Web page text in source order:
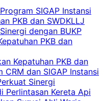
SIGAP Instansi
PKB dan SWDKLLJ
dengan BUKP
PKB dan
Kepatuhan PKB dan
CRM dan SIGAP Instansi
Sinergi
Perlintasan Kereta Api